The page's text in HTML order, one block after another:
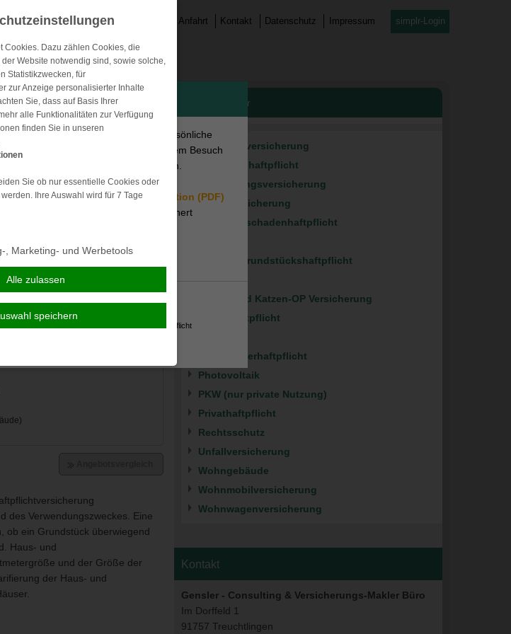
Anfahrt Kontakt Datenschutz Impressum simplr-Login
Kapital Privat-Versicherungen Service-Center
direkt oder indirekt daran Schuld
in voller Höhe
schnell an Ihre finanziellen
vor,
Sachschäden
Leistungen prüfen Sie
des Verwendungszweckes. Eine
ob ein Grundstück überwiegend
Haus- und
und der Größe der
der Haus- und
Anhängerversicherung
Bauherrenhaftpflicht
Bauleistungsversicherung
Bootsversicherung
Gewässerschadenhaftpflicht
Haus- & Grundstückshaftpflicht
Hunde und Katzen-OP Versicherung
Hundehaftpflicht
Pferdehalterhaftpflicht
Photovoltaik
PKW (nur private Nutzung)
Privathaftpflicht
Rechtsschutz
Unfallversicherung
Wohngebäude
Wohnmobilversicherung
Wohnwagenversicherung
Kontakt
Gensler - Consulting & Versicherungs-Makler Büro
Im Dorffeld 1
91757 Treuchtlingen
Beratung gewünscht?
Ich verzichte auf eine persönliche
Beratung und möchte mit dem Besuch
der Seite fortfahren.
Ich habe dieErstinformation (PDF)
gelesen und gespeichert
Fortsetzen
an dieser Stelle auf unsere Beratungspflicht
Cookies. Dazu zählen Cookies, die
Website notwendig sind, sowie solche,
Statistikzwecken, für
zur Anzeige personalisierter Inhalte
Sie, dass auf Basis Ihrer
alle Funktionalitäten zur Verfügung
finden Sie in unseren
Sie ob nur essentielle Cookies oder
Ihre Auswahl wird für 7 Tage
, Marketing- und Werbetools
Alle zulassen
speichern